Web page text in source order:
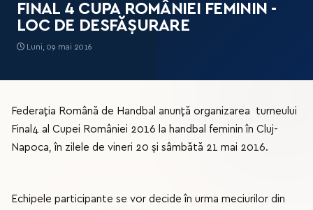
FINAL 4 CUPA ROMÂNIEI FEMININ -
LOC DE DESFĂȘURARE
Luni, 09 mai 2016
Federația Română de Handbal anunță organizarea turneului
Final4 al Cupei României 2016 la handbal feminin în Cluj-
Napoca, în zilele de vineri 20 și sâmbătă 21 mai 2016.
Echipele participante se vor decide în urma meciurilor din